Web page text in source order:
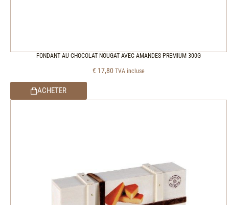
FONDANT AU CHOCOLAT NOUGAT AVEC AMANDES PREMIUM 300G
€ 17,80 TVA incluse
ACHETER